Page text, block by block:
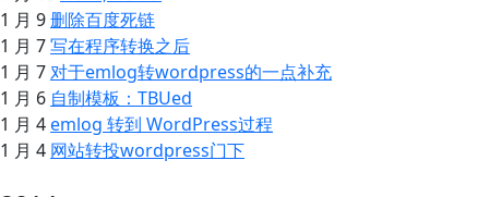
1 月 9删除百度死链
1 月 7写在程序转换之后
1 月 7对于emlog转wordpress的一点补充
1 月 6 自制模板：TBUed
1 月 4emlog 转到 WordPress过程
1 月 4 网站转投wordpress门下